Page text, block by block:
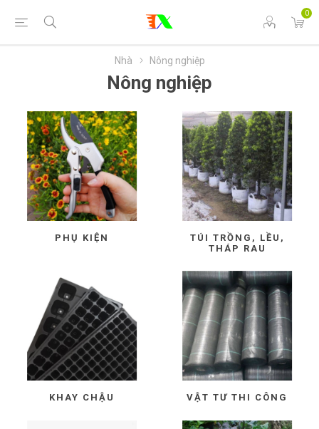
0
Nhà Nông nghiệp
Nông nghiệp
PHỤ KIỆN
TÚI TRỒNG, LỀU,
THÁP RAU
KHAY CHẬU VẬT TƯ THI CÔNG